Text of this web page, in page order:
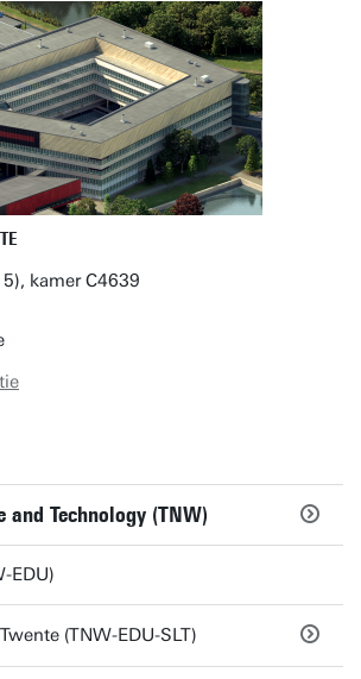
kamer C4639
and Technology (TNW)
EDU)
(TNW-EDU-SLT)